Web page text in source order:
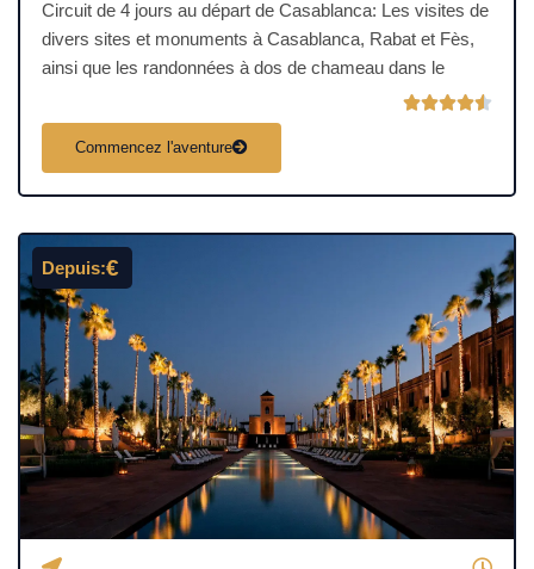
Circuit de 4 jours au départ de Casablanca: Les visites de
divers sites et monuments à Casablanca, Rabat et Fès,
ainsi que les randonnées à dos de chameau dans le

5
s
u
r
5
Commencez l'aventure
Depuis:€